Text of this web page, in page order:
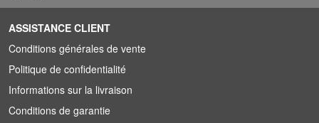
ASSISTANCE CLIENT
Conditions générales de vente
Politique de confidentialité
Informations sur la livraison
Conditions de garantie